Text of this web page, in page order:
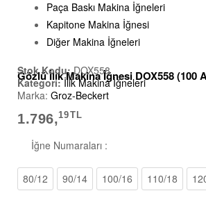
Paça Baskı Makina İğneleri
Kapitone Makina İğnesi
Diğer Makina İğneleri
Gözlü İlik Makina İğnesi DOX558 (100
Stok Kodu:DOX558
Kategori: İlik Makina İğneleri
Marka: Groz-Beckert
1.796,19TL
İğne Numaraları :
80/12 90/14 100/16 110/18